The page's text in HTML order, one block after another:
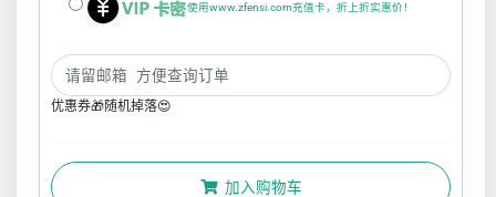
使用www.zfensi.com充值卡，折上折实惠价！
优惠券🎁随机掉落😍
加入购物车